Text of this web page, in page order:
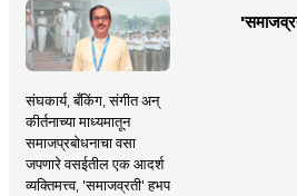
संघकार्य, बँकिंग, संगीत अन्
कीर्तनाच्या माध्यमातून
समाजप्रबोधनाचा वसा
जपणारे वसईतील एक आदर्श
व्यक्तिमत्त्व, 'समाजव्रती' हभप